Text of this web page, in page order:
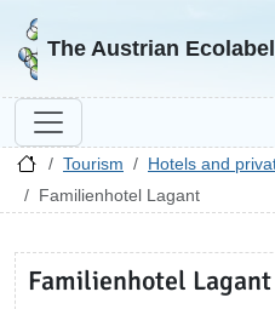
Go to homepage
The Austrian Ecolabel
Tourism
Hotels and
Familienhotel Lagant
Familienhotel Lagant